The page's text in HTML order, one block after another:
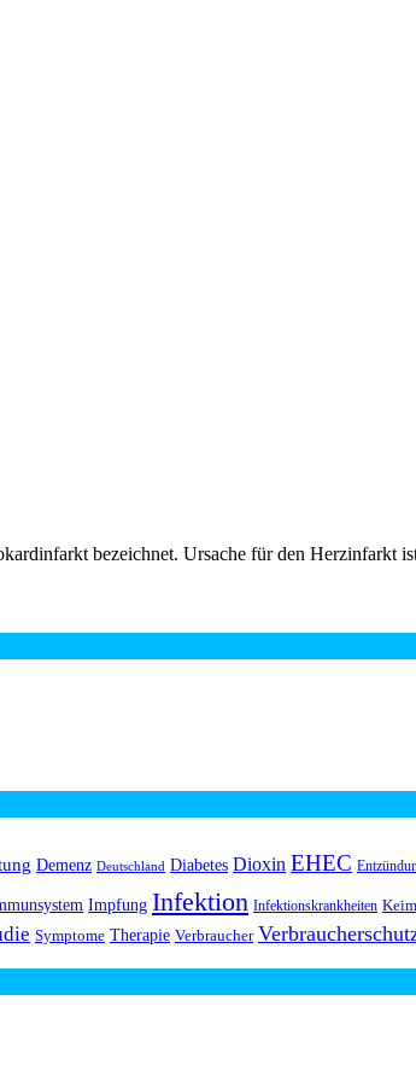
bezeichnet. Ursache für den Herzinfarkt
Demenz Deutschland Diabetes Dioxin EHEC
Impfung Infektion Infektionskrankheiten
Symptome Therapie Verbraucher